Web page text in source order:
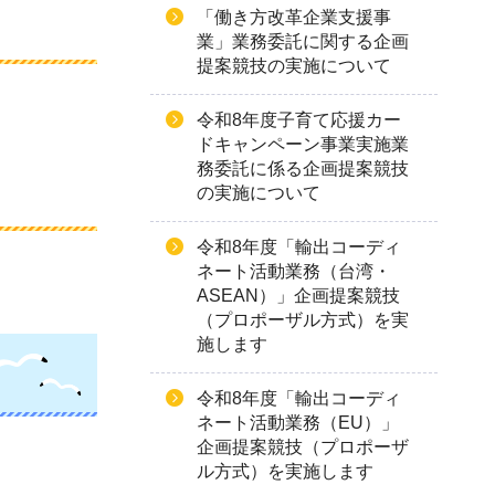
「働き方改革企業支援事
業」業務委託に関する企画
提案競技の実施について
令和8年度子育て応援カー
ドキャンペーン事業実施業
務委託に係る企画提案競技
の実施について
令和8年度「輸出コーディ
ネート活動業務（台湾・
ASEAN）」企画提案競技
（プロポーザル方式）を実
施します
令和8年度「輸出コーディ
ネート活動業務（EU）」
企画提案競技（プロポーザ
ル方式）を実施します